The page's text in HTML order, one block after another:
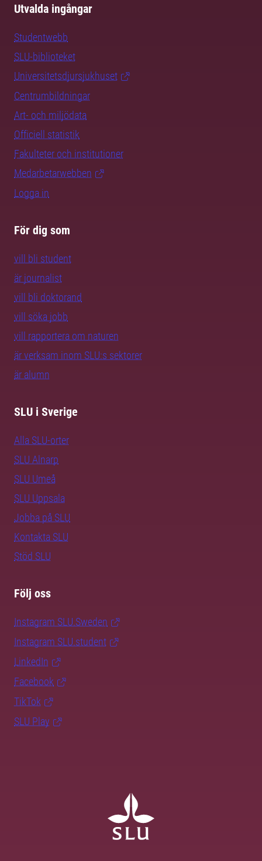
Utvalda ingångar
Studentwebb
SLU-biblioteket
Universitetsdjursjukhuset
Centrumbildningar
Art- och miljödata
Officiell statistik
Fakulteter och institutioner
Medarbetarwebben
Logga in
För dig som
vill bli student
är journalist
vill bli doktorand
vill söka jobb
vill rapportera om naturen
är verksam inom SLU:s sektorer
är alumn
SLU i Sverige
Alla SLU-orter
SLU Alnarp
SLU Umeå
SLU Uppsala
Jobba på SLU
Kontakta SLU
Stöd SLU
Följ oss
Instagram SLU.Sweden
Instagram SLU.student
LinkedIn
Facebook
TikTok
SLU Play